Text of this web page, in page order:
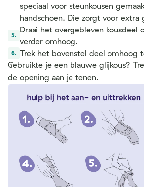
speciaal voor steunkousen
handschoen. Die zorgt voor extra
Draai het overgebleven kousdeel
verder omhoog.
Trek het bovenstel deel omhoog
Gebruikte je een blauwe glijkous?
de opening aan je tenen.